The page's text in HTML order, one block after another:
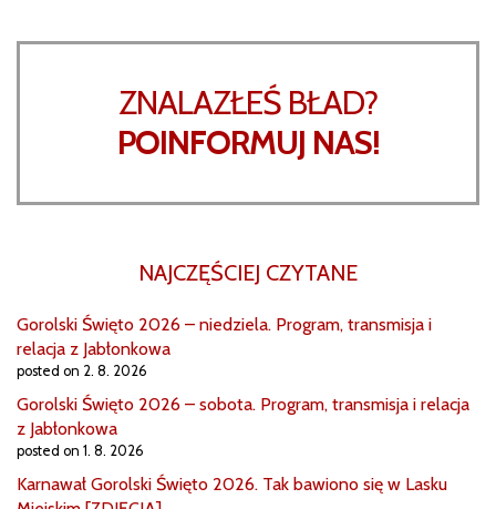
ZNALAZŁEŚ BŁAD?
POINFORMUJ NAS!
NAJCZĘŚCIEJ CZYTANE
Gorolski Święto 2026 – niedziela. Program, transmisja i
relacja z Jabłonkowa
posted on 2. 8. 2026
Gorolski Święto 2026 – sobota. Program, transmisja i relacja
z Jabłonkowa
posted on 1. 8. 2026
Karnawał Gorolski Święto 2026. Tak bawiono się w Lasku